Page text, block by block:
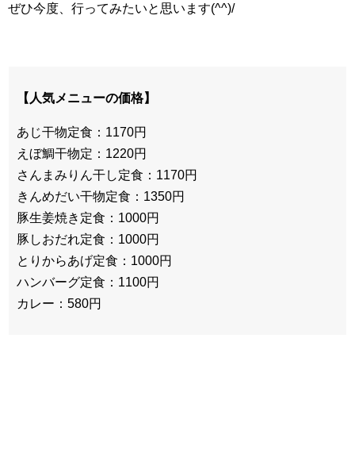
ぜひ今度、行ってみたいと思います(^^)/
【人気メニューの価格】
あじ干物定食：1170円
えぼ鯛干物定：1220円
さんまみりん干し定食：1170円
きんめだい干物定食：1350円
豚生姜焼き定食：1000円
豚しおだれ定食：1000円
とりからあげ定食：1000円
ハンバーグ定食：1100円
カレー：580円